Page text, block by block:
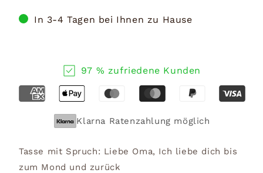
In 3-4 Tagen bei Ihnen zu Hause
97 % zufriedene Kunden
Klarna Ratenzahlung möglich
Tasse mit Spruch: Liebe Oma, Ich liebe dich bis
zum Mond und zurück